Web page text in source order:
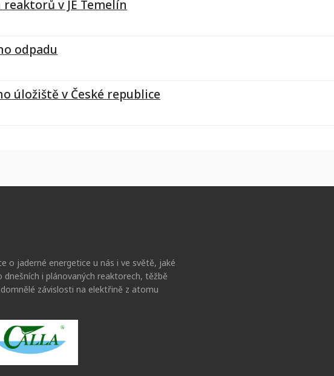
v JE Temelín
odpadu
úložiště v České republice
o jaderné energetice u nás i ve světě, jaké
i plánovaných reaktorech, těžbě
závislosti na elektřině z atomu